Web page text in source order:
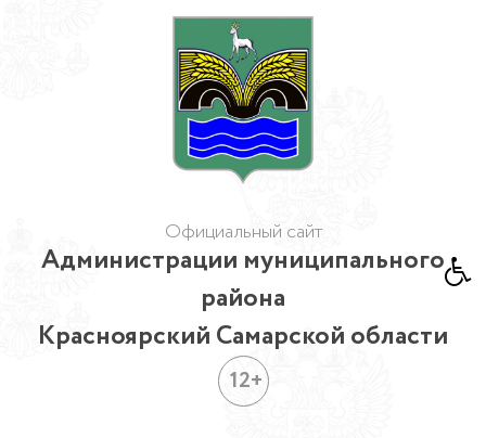
Официальный сайт
Администрации муниципального
района
Красноярский Самарской области
12+